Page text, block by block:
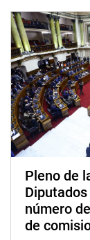
Pleno de
número
de